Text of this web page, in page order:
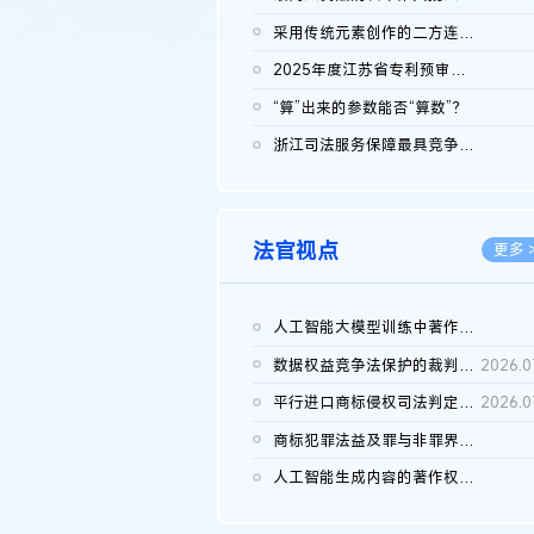
采用传统元素创作的二方连续装饰图案作品的独创性及侵权对比认定
2025年度江苏省专利预审典型案例
“算”出来的参数能否“算数”？
浙江司法服务保障最具竞争力营商环境建设典型案例（第二批）含侵...
法官视点 更多
人工智能大模型训练中著作权的合理使用
数据权益竞争法保护的裁判路径构建
平行进口商标侵权司法判定规则的困境与纾解
商标犯罪法益及罪与非罪界限研究
人工智能生成内容的著作权司法认定：演进逻辑、现实困境与规则建...